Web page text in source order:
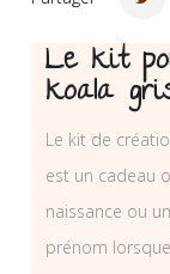
Le kit
koala
Le kit de
est un cadeau
naissance ou
prénom